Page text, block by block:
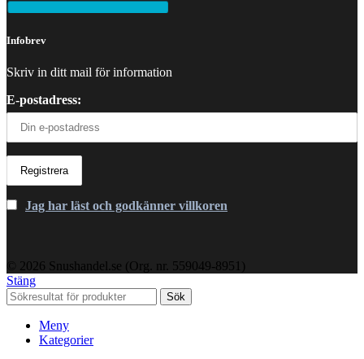
Infobrev
Skriv in ditt mail för information
E-postadress:
Jag har läst och godkänner villkoren
© 2026 Snushandel.se (Org. nr. 559049-8951)
Stäng
Sök
Meny
Kategorier